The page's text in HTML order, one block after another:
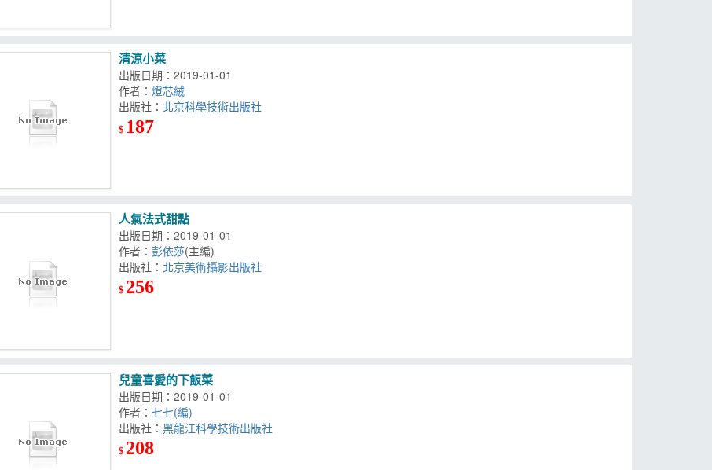
清涼小菜
出版日期：2019-01-01
作者：燈芯絨
出版社： 北京科學技術出版社
$ 187
人氣法式甜點
出版日期：2019-01-01
作者：彭依莎(主編)
出版社： 北京美術攝影出版社
$ 256
兒童喜愛的下飯菜
出版日期：2019-01-01
作者：七七(編)
出版社：黑龍江科學技術出版社
$ 208